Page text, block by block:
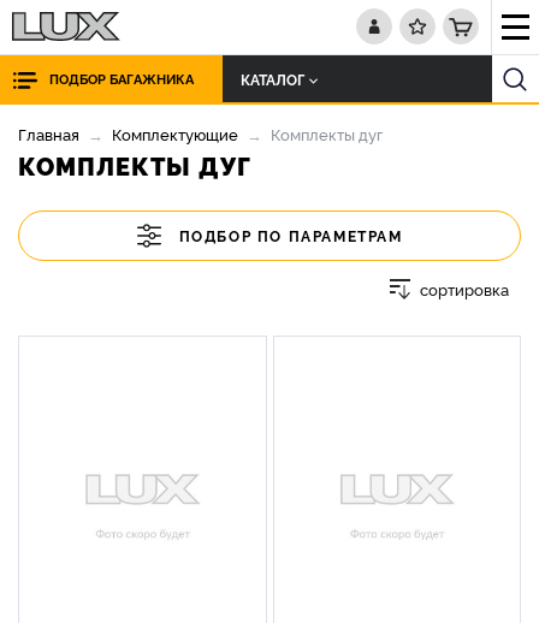
ПОДБОР БАГАЖНИКА КАТАЛОГ
Главная Комплектующие Комплекты дуг
КОМПЛЕКТЫ ДУГ
ПОДБОР ПО ПАРАМЕТРАМ
сортировка